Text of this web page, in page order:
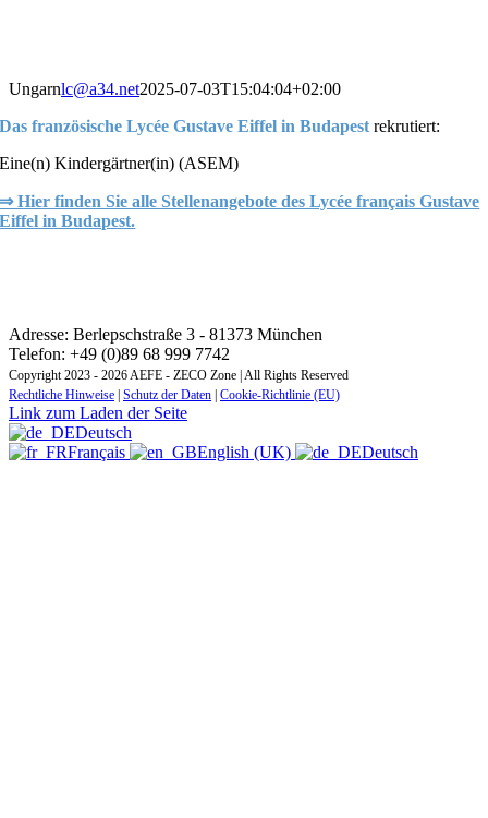
Ungarnlc@a34.net2025-07-03T15:04:04+02:00
Das französische Lycée Gustave Eiffel in Budapestrekrutiert:
Eine(n) Kindergärtner(in) (ASEM)
⇒ Hier finden Sie alle Stellenangebote des Lycée français Gustave
Eiffel in Budapest.
Adresse: Berlepschstraße 3 - 81373 München
Telefon: +49 (0)89 68 999 7742
Copyright 2023 - 2026 AEFE - ZECO Zone | All Rights Reserved
Rechtliche Hinweise Schutz der Daten Cookie-Richtlinie (EU)
Link zum Laden der Seite
Deutsch
Français
English (UK) Deutsch